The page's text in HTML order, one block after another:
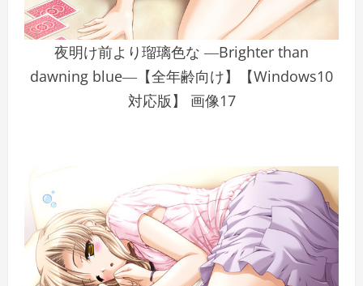
夜明け前より瑠璃色な ―Brighter than
dawning blue―【全年齢向け】【Windows10
対応版】 画像17